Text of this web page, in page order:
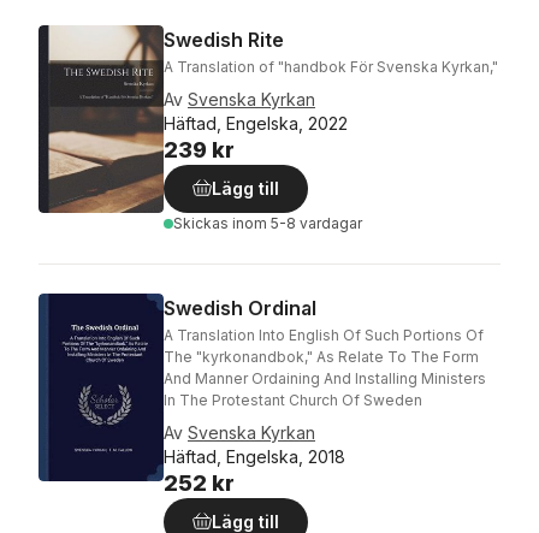
Swedish Rite
A Translation of "handbok För Svenska Kyrkan,"
Av Svenska Kyrkan
Häftad, Engelska, 2022
239 kr
Lägg till
Skickas inom 5-8 vardagar
Swedish Ordinal
A Translation Into English Of Such Portions Of
The "kyrkonandbok," As Relate To The Form
And Manner Ordaining And Installing Ministers
In The Protestant Church Of Sweden
Av Svenska Kyrkan
Häftad, Engelska, 2018
252 kr
Lägg till